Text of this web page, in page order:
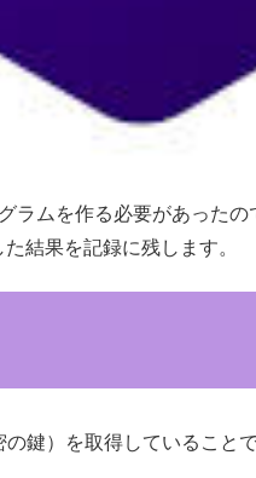
ラムを作る必要があった
結果を記録に残します。
鍵）を取得していることで